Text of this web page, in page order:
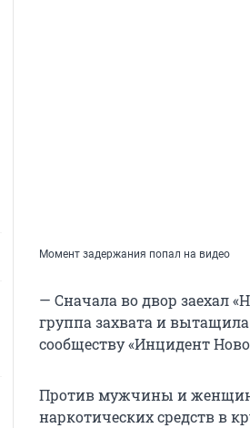
Момент задержания попал на видео
— Сначала во двор заехал
группа захвата и
сообществу «Инцидент
Против мужчины и
наркотических средств в